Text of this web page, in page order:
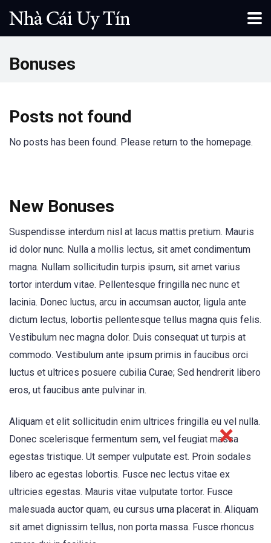
Bonuses
Posts not found
No posts has been found. Please return to the homepage.
New Bonuses
Suspendisse interdum nisl at lacus mattis pretium. Mauris
id dolor nunc. Nulla a mollis lectus, sit amet condimentum
magna. Nullam sollicitudin turpis ipsum, sit amet varius
tortor interdum vitae. Pellentesque fringilla nec nunc et
lacinia. Donec luctus, arcu in accumsan auctor, ligula ante
dictum lectus, lobortis pellentesque tellus magna quis felis.
Vestibulum nec magna dolor. Duis consequat ut turpis at
commodo. Vestibulum ante ipsum primis in faucibus orci
luctus et ultrices posuere cubilia Curae; Sed hendrerit libero
eros, ut faucibus ante pulvinar in.
Aliquam et elit sollicitudin enim ultrices fringilla eu vel nulla.
Donec scelerisque fermentum sem, vel feugiat massa
egestas tristique. Ut semper vulputate est. Proin sodales
libero ac egestas lobortis. Fusce nec lectus vitae ex
ultricies egestas. Mauris vitae vulputate tortor. Fusce
malesuada auctor quam, eu cursus urna placerat in. Aliquam
sit amet dignissim tellus, non porta massa. Fusce rhoncus